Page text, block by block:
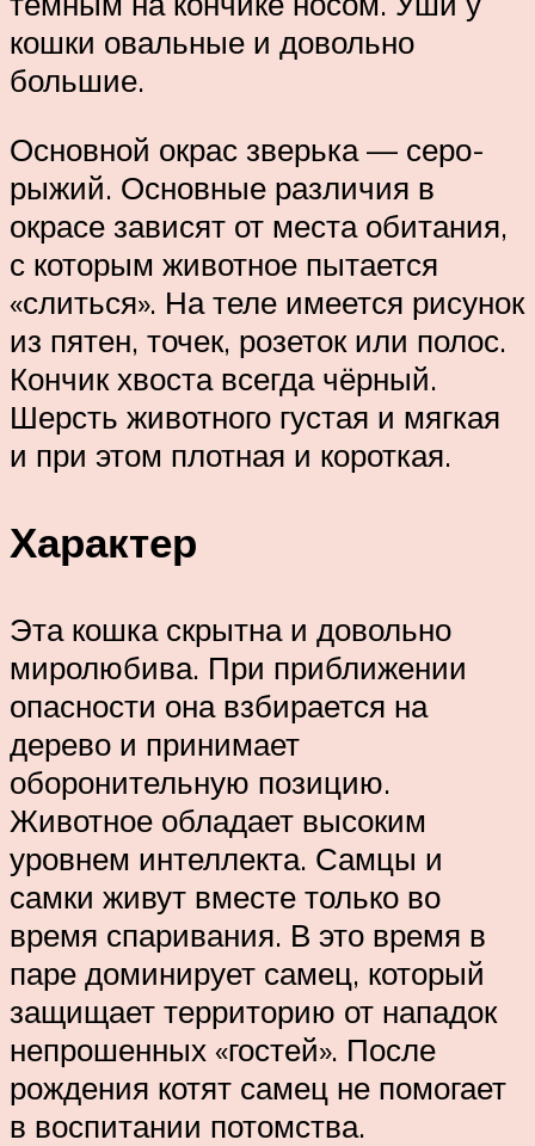
кошки овальные и довольно
большие.
Основной окрас зверька — серо-
рыжий. Основные различия в
окрасе зависят от места обитания,
с которым животное пытается
«слиться». На теле имеется рисунок
из пятен, точек, розеток или полос.
Кончик хвоста всегда чёрный.
Шерсть животного густая и мягкая
и при этом плотная и короткая.
Характер
Эта кошка скрытна и довольно
миролюбива. При приближении
опасности она взбирается на
дерево и принимает
оборонительную позицию.
Животное обладает высоким
уровнем интеллекта. Самцы и
самки живут вместе только во
время спаривания. В это время в
паре доминирует самец, который
защищает территорию от нападок
непрошенных «гостей». После
рождения котят самец не помогает
в воспитании потомства.